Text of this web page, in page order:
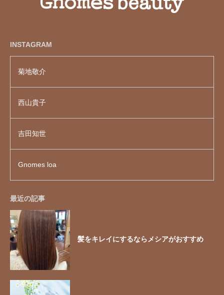
INSTAGRAM
菊地敬介
西山貴子
吉田知世
Gnomes loa
最近の記事
髪をキレイにするならメシアがおすすめ